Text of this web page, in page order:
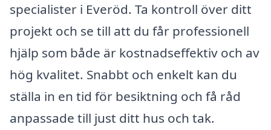
specialister i Everöd. Ta kontroll över ditt
projekt och se till att du får professionell
hjälp som både är kostnadseffektiv och av
hög kvalitet. Snabbt och enkelt kan du
ställa in en tid för besiktning och få råd
anpassade till just ditt hus och tak.